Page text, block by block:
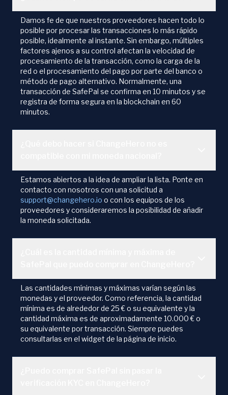
Damos fe de que nuestros proveedores hacen todo lo
posible por procesar las transacciones lo más rápido
posible, idealmente al instante. Sin embargo, múltiples
factores ajenos a su control afectan la velocidad de
procesamiento de la transacción, como la carga de la
red o el procesamiento del pago por parte del banco o
método de pago alternativo. Normalmente, una
transacción de SafePal se confirma en 10 minutos y se
registra de forma segura en la blockchain en 60
minutos.
Estamos abiertos a la idea de ampliar la lista. Ponte en
contacto con nosotros con una solicitud a
support@changehero.io o con los equipos de los
proveedores y consideraremos la posibilidad de añadir
la moneda solicitada.
Las cantidades mínimas y máximas varían según las
monedas y el proveedor. Como referencia, la cantidad
mínima es de alrededor de 25 € o su equivalente y la
cantidad máxima es de aproximadamente 10.000 € o
su equivalente por transacción. Siempre puedes
consultarlas en el widget de la página de inicio.